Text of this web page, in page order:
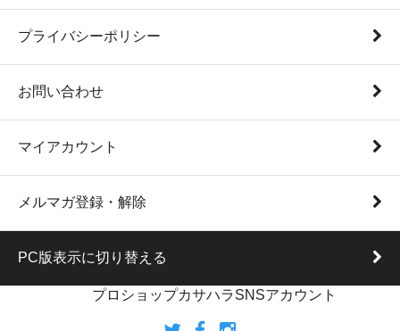
プライバシーポリシー
お問い合わせ
マイアカウント
メルマガ登録・解除
PC版表示に切り替える
プロショップカサハラSNSアカウント